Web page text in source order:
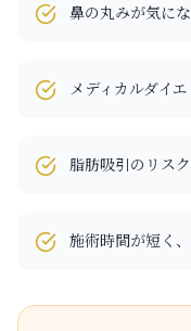
鼻の丸みが気に
メディカルダイ
脂肪吸引のリス
施術時間が短く